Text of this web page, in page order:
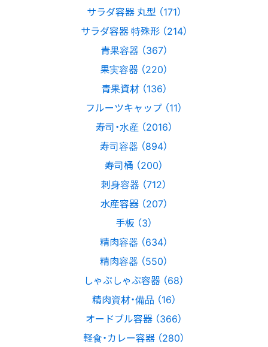
サラダ容器 丸型 （171）
サラダ容器 特殊形 （214）
青果容器 （367）
果実容器 （220）
青果資材 （136）
フルーツキャップ （11）
寿司・水産 （2016）
寿司容器 （894）
寿司桶 （200）
刺身容器 （712）
水産容器 （207）
手板 （3）
精肉容器 （634）
精肉容器 （550）
しゃぶしゃぶ容器 （68）
精肉資材・備品 （16）
オードブル容器 （366）
軽食・カレー容器 （280）